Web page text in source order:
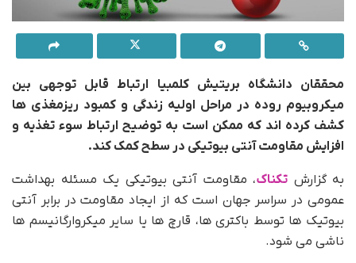
محققان دانشگاه بریتیش کلمبیا ارتباط قابل توجهی بین
میکروبیوم روده در مراحل اولیه زندگی و کمبود ریزمغذی ها
کشف کرده اند که ممکن است به توضیح ارتباط سوء تغذیه و
افزایش مقاومت آنتی بیوتیکی در سطح کمک کند.
به گزارش تکناک، مقاومت آنتی بیوتیکی یک مسئله بهداشت
عمومی در سراسر جهان است که از ایجاد مقاومت در برابر آنتی
بیوتیک ها توسط باکتری ها، قارچ ها یا سایر میکروارگانیسم ها
ناشی می شود.